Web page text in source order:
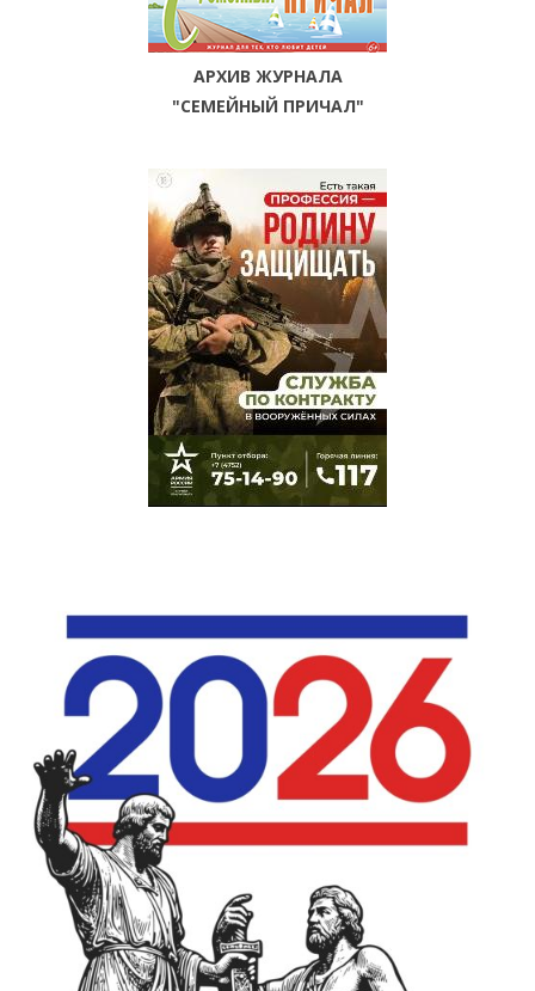
АРХИВ ЖУРНАЛА
"СЕМЕЙНЫЙ ПРИЧАЛ"